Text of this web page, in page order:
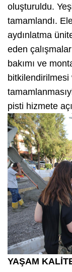
oluşturuldu.
tamamlandı.
aydınlatma
eden
bakımı ve
pisti hizmete
YAŞAM